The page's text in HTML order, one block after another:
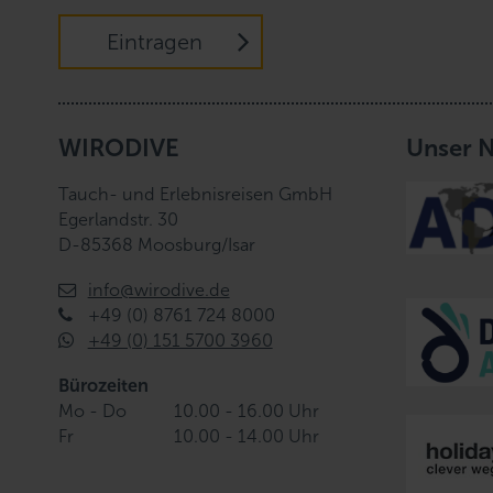
Eintragen
WIRODIVE
Tauch- und Erlebnisreisen GmbH
Egerlandstr. 30
D-85368 Moosburg/Isar
info@wirodive.de
+49 (0) 8761 724 8000
+49 (0) 151 5700 3960
Bürozeiten
Mo - Do
10.00 - 16.00 Uhr
Fr
10.00 - 14.00 Uhr
Unser